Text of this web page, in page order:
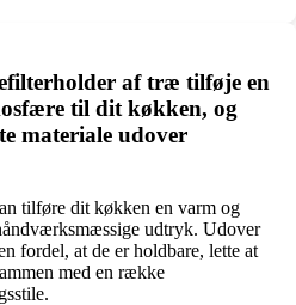
af træ tilføje en
til dit køkken, og
materiale udover
tilføre dit køkken en varm og
udtryk. Udover
fordel, at de er holdbare, lette at
med en række